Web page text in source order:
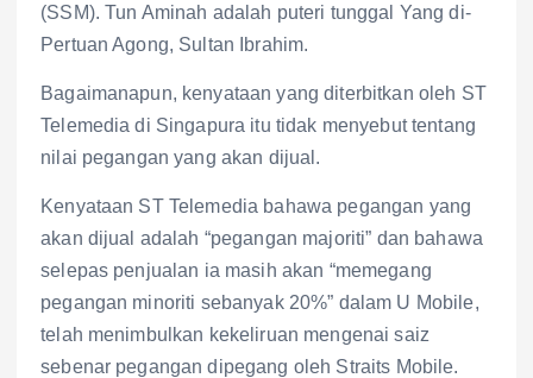
(SSM). Tun Aminah adalah puteri tunggal Yang di-
Pertuan Agong, Sultan Ibrahim.
Bagaimanapun, kenyataan yang diterbitkan oleh ST
Telemedia di Singapura itu tidak menyebut tentang
nilai pegangan yang akan dijual.
Kenyataan ST Telemedia bahawa pegangan yang
akan dijual adalah “pegangan majoriti” dan bahawa
selepas penjualan ia masih akan “memegang
pegangan minoriti sebanyak 20%” dalam U Mobile,
telah menimbulkan kekeliruan mengenai saiz
sebenar pegangan dipegang oleh Straits Mobile.